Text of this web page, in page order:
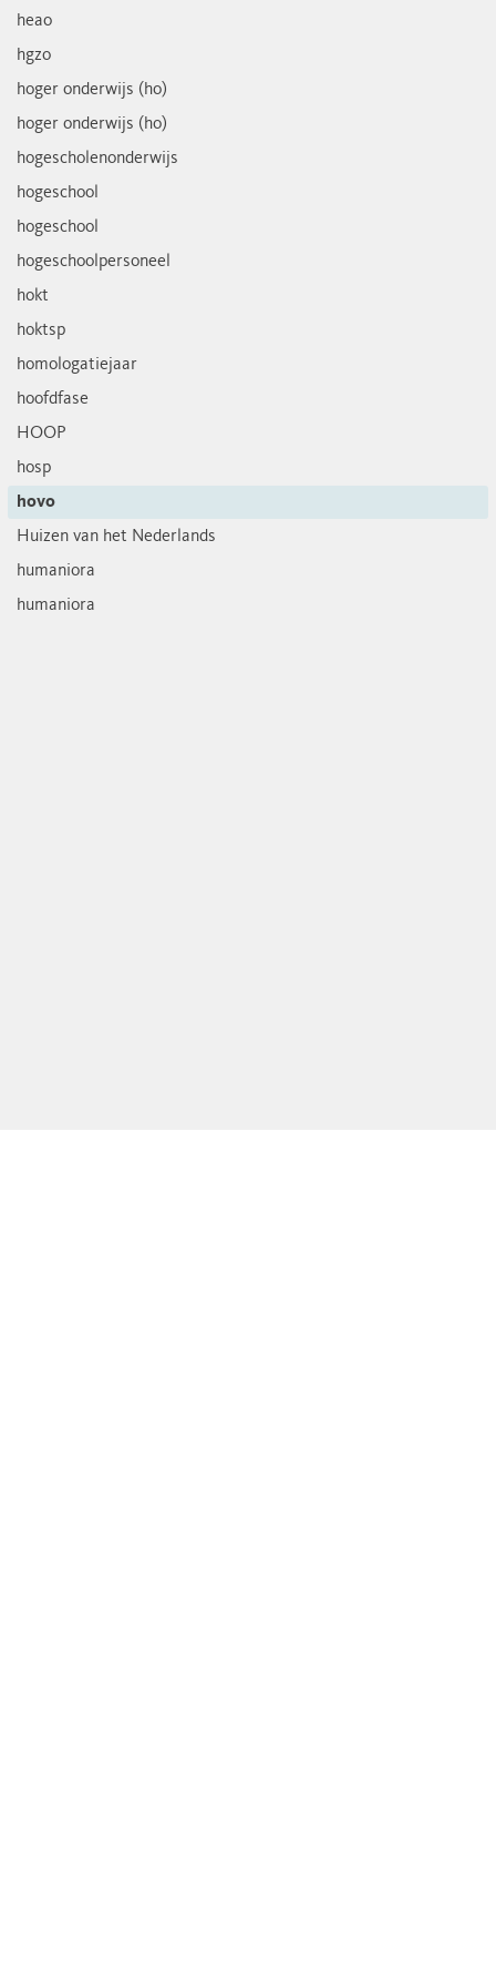
heao
hgzo
hoger onderwijs (ho)
hoger onderwijs (ho)
hogescholenonderwijs
hogeschool
hogeschool
hogeschoolpersoneel
hokt
hoktsp
homologatiejaar
hoofdfase
HOOP
hosp
hovo
Huizen van het Nederlands
humaniora
humaniora